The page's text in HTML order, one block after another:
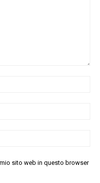
sito web in questo browser